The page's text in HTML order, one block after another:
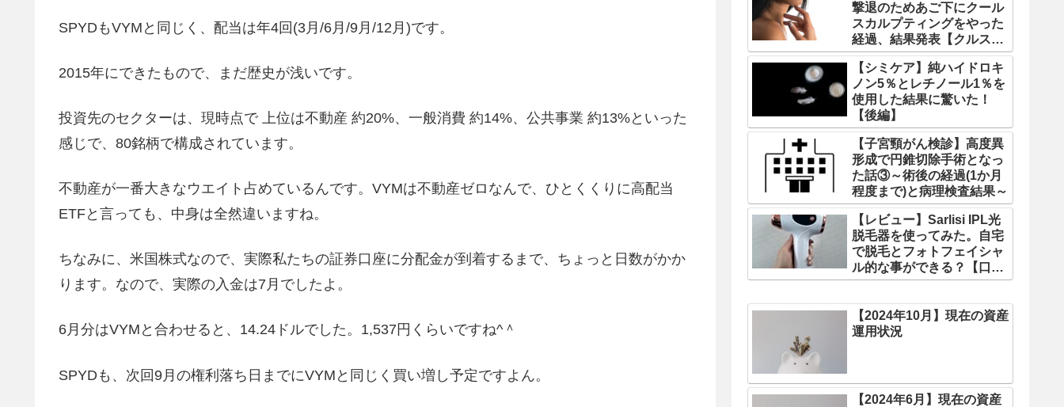
SPYDもVYMと同じく、配当は年4回(3月/6月/9月/12月)です。
2015年にできたもので、まだ歴史が浅いです。
投資先のセクターは、現時点で 上位は不動産 約20%、一般消費 約14%、公共事業 約13%といった
感じで、80銘柄で構成されています。
不動産が一番大きなウエイト占めているんです。VYMは不動産ゼロなんで、ひとくくりに高配当
ETFと言っても、中身は全然違いますね。
ちなみに、米国株式なので、実際私たちの証券口座に分配金が到着するまで、ちょっと日数がかか
ります。なので、実際の入金は7月でしたよ。
6月分はVYMと合わせると、14.24ドルでした。1,537円くらいですね^＾
SPYDも、次回9月の権利落ち日までにVYMと同じく買い増し予定ですよん。
撃退のためあご下にクール
スカルプティングをやった
経過、結果発表【クルス
カ】
【シミケア】純ハイドロキ
ノン5％とレチノール1％を
使用した結果に驚いた！
【後編】
【子宮頸がん検診】高度異
形成で円錐切除手術となっ
た話③～術後の経過(1か月
程度まで)と病理検査結果～
【レビュー】Sarlisi IPL光
脱毛器を使ってみた。自宅
で脱毛とフォトフェイシャ
ル的な事ができる？【口コ
ミ】
【2024年10月】現在の資産
運用状況
【2024年6月】現在の資産